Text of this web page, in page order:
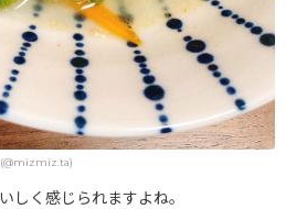
(@mizmiz.ta)
しく感じられますよね。